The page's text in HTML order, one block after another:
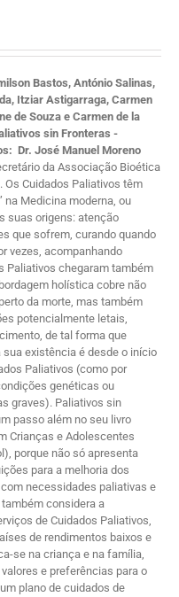
Bastos, António Salinas,
Itziar Astigarraga, Carmen
de Souza e Carmen de la
sin Fronteras -
Dr. José Manuel Moreno
da Associação Bioética
Os Cuidados Paliativos têm
na Medicina moderna, ou
suas origens: atenção
que sofrem, curando quando
vezes, acompanhando
Paliativos chegaram também
holística cobre não
da morte, mas também
potencialmente letais,
de tal forma que
sua existência é desde o início
Paliativos (como por
genéticas ou
graves). Paliativos sin
passo além no seu livro
Crianças e Adolescentes
porque não só apresenta
para a melhoria dos
necessidades paliativas e
considera a
de Cuidados Paliativos,
de rendimentos baixos e
se na criança e na família,
e preferências para o
plano de cuidados de